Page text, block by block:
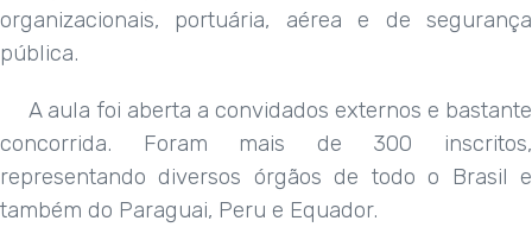
organizacionais, portuária, aérea e de segurança
pública.
A aula foi aberta a convidados externos e bastante
concorrida. Foram mais de 300 inscritos,
representando diversos órgãos de todo o Brasil e
também do Paraguai, Peru e Equador.